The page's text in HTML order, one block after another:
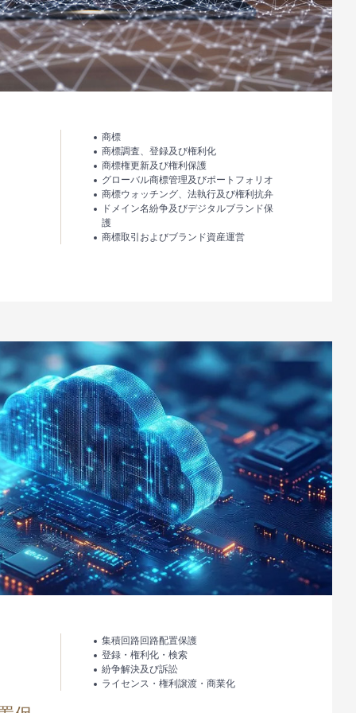
商標
商標調査、登録及び権利化
商標権更新及び権利保護
グローバル商標管理及びポートフォリオ
商標ウォッチング、法執行及び権利抗弁
ドメイン名紛争及びデジタルブランド保
護
商標取引およびブランド資産運営
集積回路回路配置保護
登録・権利化・検索
紛争解決及び訴訟
ライセンス・権利譲渡・商業化